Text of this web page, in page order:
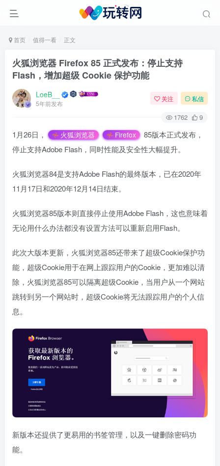
首页 值得一看 正文
火狐浏览器 Firefox 85 正式发布：停止支持
Flash，增加超级 Cookie 保护功能
LoeB__
5年前发布
关注 私信
1762 9
1月26日， 火狐浏览器 Firefox
85版本正式发布，
停止支持Adobe Flash，同时性能及安全性大幅提升。
火狐浏览器84是支持Adobe Flash的最终版本，已在2020年
11月17日和2020年12月14日结束。
火狐浏览器85版本则直接停止使用Adobe Flash，这也意味着
无论用什么办法都没有设置方法可以重新启用Flash。
此次大版本更新，火狐浏览器85还带来了超级Cookie保护功
能，超级Cookie用于在网上跟踪用户的Cookie，更加难以清
除，火狐浏览器85可以隔离超级Cookie，当用户从一个网站
跳转到另一个网站时，超级Cookie将无法跟踪用户的个人信
息。
新版本还提供了更易用的书签管理，以及一键删除密码功
能。